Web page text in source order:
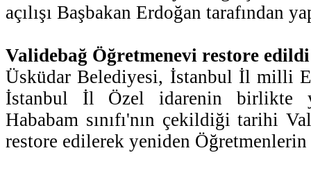
açılışı Başbakan Erdoğan tarafından
Validebağ Öğretmenevi restore edildi
Üsküdar Belediyesi, İstanbul İl milli
İstanbul İl Özel idarenin birlikte
Hababam sınıfı'nın çekildiği tarihi
restore edilerek yeniden